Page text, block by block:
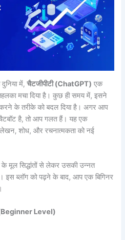
में,चैटजीपीटी (ChatGPT) एक
मचा दिया है। कुछ ही समय में, इसने
के तरीके को बदल दिया है। अगर आप
है, तो आप गलत हैं। यह एक
शोध, और रचनात्मकता को नई
के मूल सिद्धांतों से लेकर उसकी उन्नत
ब्लॉग को पढ़ने के बाद, आप एक बिगिनर
(Beginner Level)